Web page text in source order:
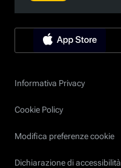
Informativa Privacy
Cookie Policy
Modifica preferenze cookie
Dichiarazione di accessibilità